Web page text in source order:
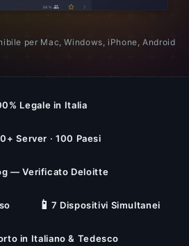
per Mac, Windows, iPhone, Android
Legale in Italia
Server · 100 Paesi
— Verificato Deloitte
📱 7 Dispositivi Simultanei
in Italiano & Tedesco